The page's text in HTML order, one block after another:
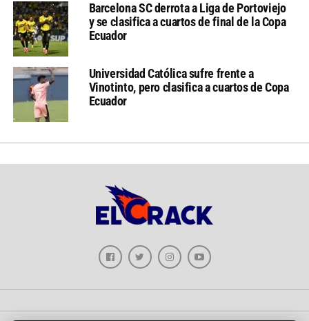
Barcelona SC derrota a Liga de Portoviejo
y se clasifica a cuartos de final de la Copa
Ecuador
Universidad Católica sufre frente a
Vinotinto, pero clasifica a cuartos de Copa
Ecuador